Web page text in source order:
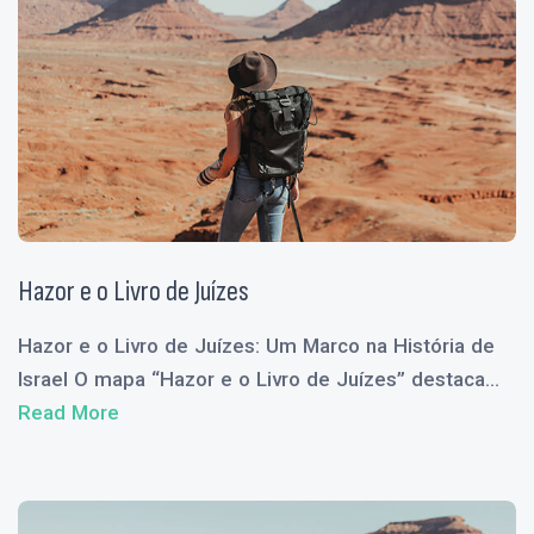
Hazor e o Livro de Juízes
Hazor e o Livro de Juízes: Um Marco na História de
Israel O mapa “Hazor e o Livro de Juízes” destaca...
Read More